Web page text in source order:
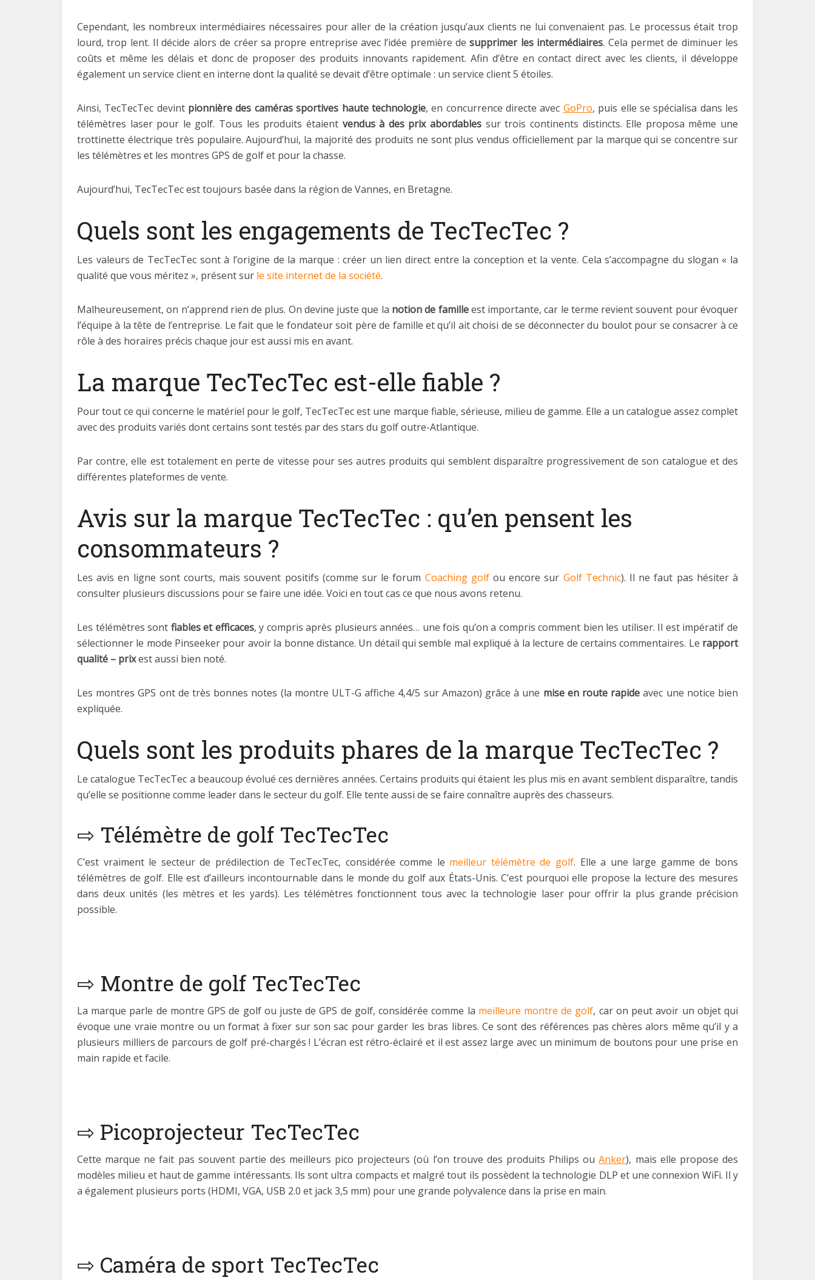
Cependant, les nombreux intermédiaires nécessaires pour aller de la création jusqu’aux clients ne lui convenaient pas. Le processus était trop
lourd, trop lent. Il décide alors de créer sa propre entreprise avec l’idée première desupprimer les intermédiaires. Cela permet de diminuer les
coûts et même les délais et donc de proposer des produits innovants rapidement. Afin d’être en contact direct avec les clients, il développe
également un service client en interne dont la qualité se devait d’être optimale : un service client 5 étoiles.
Ainsi, TecTecTec devint pionnière des caméras sportives haute technologie, en concurrence directe avec GoPro, puis elle se spécialisa dans les
télémètres laser pour le golf. Tous les produits étaient vendus à des prix abordables sur trois continents distincts. Elle proposa même une
trottinette électrique très populaire. Aujourd’hui, la majorité des produits ne sont plus vendus officiellement par la marque qui se concentre sur
les télémètres et les montres GPS de golf et pour la chasse.
Aujourd’hui, TecTecTec est toujours basée dans la région de Vannes, en Bretagne.
Quels sont les engagements de TecTecTec ?
Les valeurs de TecTecTec sont à l’origine de la marque : créer un lien direct entre la conception et la vente. Cela s’accompagne du slogan « la
qualité que vous méritez », présent sur le site internet de la société.
Malheureusement, on n’apprend rien de plus. On devine juste que la notion de familleest importante, car le terme revient souvent pour évoquer
l’équipe à la tête de l’entreprise. Le fait que le fondateur soit père de famille et qu’il ait choisi de se déconnecter du boulot pour se consacrer à ce
rôle à des horaires précis chaque jour est aussi mis en avant.
La marque TecTecTec est-elle fiable ?
Pour tout ce qui concerne le matériel pour le golf, TecTecTec est une marque fiable, sérieuse, milieu de gamme. Elle a un catalogue assez complet
avec des produits variés dont certains sont testés par des stars du golf outre-Atlantique.
Par contre, elle est totalement en perte de vitesse pour ses autres produits qui semblent disparaître progressivement de son catalogue et des
différentes plateformes de vente.
Avis sur la marque TecTecTec : qu’en pensent les
consommateurs ?
Les avis en ligne sont courts, mais souvent positifs (comme sur le forum Coaching golfou encore sur Golf Technic). Il ne faut pas hésiter à
consulter plusieurs discussions pour se faire une idée. Voici en tout cas ce que nous avons retenu.
Les télémètres sont fiables et efficaces, y compris après plusieurs années… une fois qu’on a compris comment bien les utiliser. Il est impératif de
sélectionner le mode Pinseeker pour avoir la bonne distance. Un détail qui semble mal expliqué à la lecture de certains commentaires. Le rapport
qualité – prixest aussi bien noté.
Les montres GPS ont de très bonnes notes (la montre ULT-G affiche 4,4/5 sur Amazon) grâce à une mise en route rapide avec une notice bien
expliquée.
Quels sont les produits phares de la marque TecTecTec ?
Le catalogue TecTecTec a beaucoup évolué ces dernières années. Certains produits qui étaient les plus mis en avant semblent disparaître, tandis
qu’elle se positionne comme leader dans le secteur du golf. Elle tente aussi de se faire connaître auprès des chasseurs.
⇨ Télémètre de golf TecTecTec
C’est vraiment le secteur de prédilection de TecTecTec, considérée comme le meilleur télémètre de golf. Elle a une large gamme de bons
télémètres de golf. Elle est d’ailleurs incontournable dans le monde du golf aux États-Unis. C’est pourquoi elle propose la lecture des mesures
dans deux unités (les mètres et les yards). Les télémètres fonctionnent tous avec la technologie laser pour offrir la plus grande précision
possible.
⇨ Montre de golf TecTecTec
La marque parle de montre GPS de golf ou juste de GPS de golf, considérée comme la meilleure montre de golf, car on peut avoir un objet qui
évoque une vraie montre ou un format à fixer sur son sac pour garder les bras libres. Ce sont des références pas chères alors même qu’il y a
plusieurs milliers de parcours de golf pré-chargés ! L’écran est rétro-éclairé et il est assez large avec un minimum de boutons pour une prise en
main rapide et facile.
⇨ Picoprojecteur TecTecTec
Cette marque ne fait pas souvent partie des meilleurs pico projecteurs (où l’on trouve des produits Philips ouAnker), mais elle propose des
modèles milieu et haut de gamme intéressants. Ils sont ultra compacts et malgré tout ils possèdent la technologie DLP et une connexion WiFi. Il y
a également plusieurs ports (HDMI, VGA, USB 2.0 et jack 3,5 mm) pour une grande polyvalence dans la prise en main.
⇨ Caméra de sport TecTecTec